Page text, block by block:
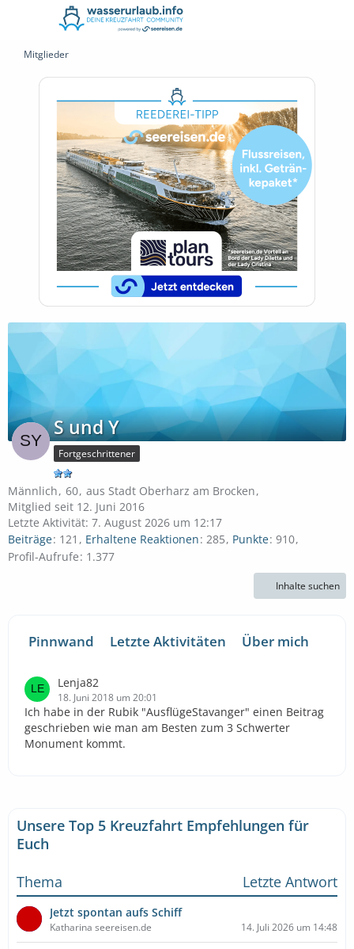
Mitglieder
S und Y
Fortgeschrittener
Männlich 60 aus Stadt Oberharz am Brocken
Mitglied seit 12. Juni 2016
Letzte Aktivität: 7. August 2026 um 12:17
Beiträge 121 Erhaltene Reaktionen 285 Punkte 910
Profil-Aufrufe 1.377
Inhalte suchen
Pinnwand Letzte Aktivitäten Über mich
Lenja82
18. Juni 2018 um 20:01
Ich habe in der Rubik "AusflügeStavanger" einen Beitrag
geschrieben wie man am Besten zum 3 Schwerter
Monument kommt.
Unsere Top 5 Kreuzfahrt Empfehlungen für
Euch
Thema
Letzte Antwort
Jetzt spontan aufs Schiff
Katharina seereisen.de 14. Juli 2026 um 14:48